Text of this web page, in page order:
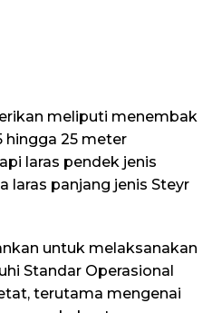
meliputi menembak
hingga 25 meter
laras pendek jenis
laras panjang jenis Steyr
untuk melaksanakan
Standar Operasional
terutama mengenai